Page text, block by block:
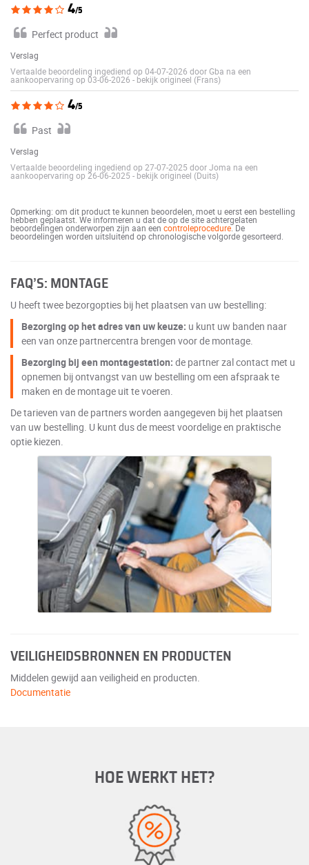
4/5
Perfect product
Verslag
Vertaalde beoordeling ingediend op 04-07-2026 door Gba na een
aankoopervaring op 03-06-2026 - bekijk origineel (Frans)
4/5
Past
Verslag
Vertaalde beoordeling ingediend op 27-07-2025 door Joma na een
aankoopervaring op 26-06-2025 - bekijk origineel (Duits)
Opmerking: om dit product te kunnen beoordelen, moet u eerst een bestelling
hebben geplaatst. We informeren u dat de op de site achtergelaten
beoordelingen onderworpen zijn aan een controleprocedure. De
beoordelingen worden uitsluitend op chronologische volgorde gesorteerd.
FAQ’S: MONTAGE
U heeft twee bezorgopties bij het plaatsen van uw bestelling:
Bezorging op het adres van uw keuze: u kunt uw banden naar
een van onze partnercentra brengen voor de montage.
Bezorging bij een montagestation: de partner zal contact met u
opnemen bij ontvangst van uw bestelling om een afspraak te
maken en de montage uit te voeren.
De tarieven van de partners worden aangegeven bij het plaatsen
van uw bestelling. U kunt dus de meest voordelige en praktische
optie kiezen.
VEILIGHEIDSBRONNEN EN PRODUCTEN
Middelen gewijd aan veiligheid en producten.
Documentatie
HOE WERKT HET?